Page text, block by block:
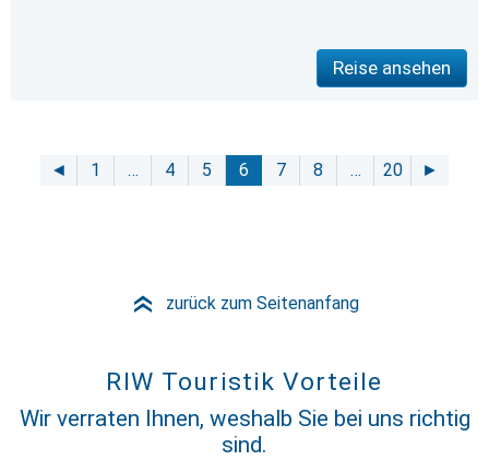
Reise ansehen
◄ 1 … 4 5 6 7 8 … 20 ►
» zurück zum Seitenanfang
RIW Touristik Vorteile
Wir verraten Ihnen, weshalb Sie bei uns richtig
sind.